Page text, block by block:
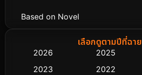
Based on Novel
Biography ชีวิตจริงเลือกดูตามปีที่ฉาย
2026 2025
2023
2022